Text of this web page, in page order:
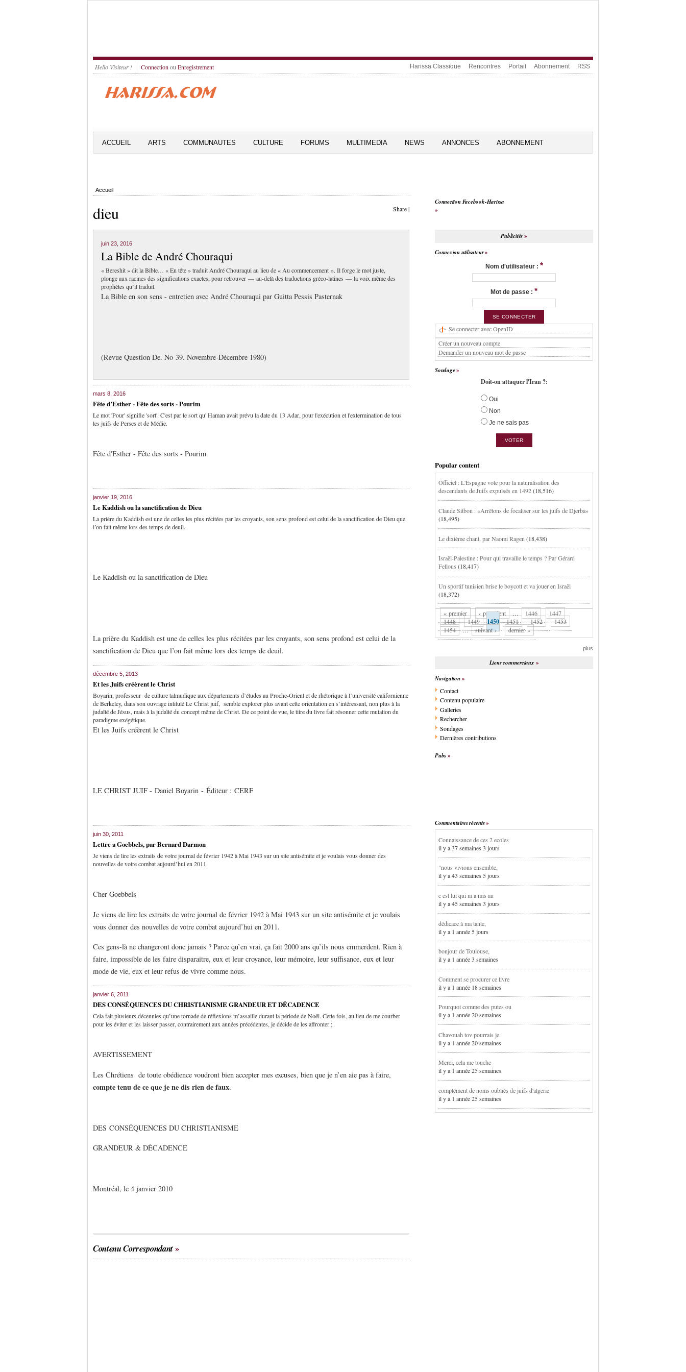
Hello Visiteur ! Connection ou Enregistrement Harissa Classique Rencontres Portail Abonnement RSS
ACCUEIL ARTS COMMUNAUTES CULTURE FORUMS MULTIMEDIA NEWS ANNONCES ABONNEMENT
Accueil
Share|
dieu
juin 23, 2016
La Bible de André Chouraqui
« Bereshit » dit la Bible… « En tête » traduit André Chouraqui au lieu de « Au commencement ». Il forge le mot juste,
plonge aux racines des significations exactes, pour retrouver — au-delà des traductions gréco-latines — la voix même des
prophètes qu’il traduit.
La Bible en son sens - entretien avec André Chouraqui par Guitta Pessis Pasternak
(Revue Question De. No 39. Novembre-Décembre 1980)
mars 8, 2016
Fête d’Esther - Fête des sorts - Pourim
Le mot 'Pour' signifie 'sort'. C'est par le sort qu' Haman avait prévu la date du 13 Adar, pour l'exécution et l'extermination de tous
les juifs de Perses et de Médie.
Fête d'Esther - Fête des sorts - Pourim
janvier 19, 2016
Le Kaddish ou la sanctification de Dieu
La prière du Kaddish est une de celles les plus récitées par les croyants, son sens profond est celui de la sanctification de Dieu que
l’on fait même lors des temps de deuil.
Le Kaddish ou la sanctification de Dieu
La prière du Kaddish est une de celles les plus récitées par les croyants, son sens profond est celui de la
sanctification de Dieu que l’on fait même lors des temps de deuil.
décembre 5, 2013
Et les Juifs créèrent le Christ
Boyarin, professeur de culture talmudique aux départements d’études au Proche-Orient et de rhétorique à l’université californienne
de Berkeley, dans son ouvrage intitulé Le Christ juif, semble explorer plus avant cette orientation en s’intéressant, non plus à la
judaïté de Jésus, mais à la judaïté du concept même de Christ. De ce point de vue, le titre du livre fait résonner cette mutation du
paradigme exégétique.
Et les Juifs créèrent le Christ
LE CHRIST JUIF - Daniel Boyarin - Éditeur : CERF
juin 30, 2011
Lettre a Goebbels, par Bernard Darmon
Je viens de lire les extraits de votre journal de février 1942 à Mai 1943 sur un site antisémite et je voulais vous donner des
nouvelles de votre combat aujourd’hui en 2011.
Cher Goebbels
Je viens de lire les extraits de votre journal de février 1942 à Mai 1943 sur un site antisémite et je voulais
vous donner des nouvelles de votre combat aujourd’hui en 2011.
Ces gens-là ne changeront donc jamais ? Parce qu’en vrai, ça fait 2000 ans qu’ils nous emmerdent. Rien à
faire, impossible de les faire disparaitre, eux et leur croyance, leur mémoire, leur suffisance, eux et leur
mode de vie, eux et leur refus de vivre comme nous.
janvier 6, 2011
DES CONSÉQUENCES DU CHRISTIANISME GRANDEUR ET DÉCADENCE
Cela fait plusieurs décennies qu’une tornade de réflexions m’assaille durant la période de Noël. Cette fois, au lieu de me courber
pour les éviter et les laisser passer, contrairement aux années précédentes, je décide de les affronter ;
AVERTISSEMENT
Les Chrétiens de toute obédience voudront bien accepter mes excuses, bien que je n’en aie pas à faire,
compte tenu de ce que je ne dis rien de faux.
DES CONSÉQUENCES DU CHRISTIANISME
GRANDEUR & DÉCADENCE
Montréal, le 4 janvier 2010
Contenu Correspondant
Connection Facebook-Harissa
Publicités
Connexion utilisateur
Nom d'utilisateur : *
Mot de passe : *
Se connecter avec OpenID
Créer un nouveau compte
Demander un nouveau mot de passe
Sondage
Doit-on attaquer l'Iran ?:
Oui
Non
Je ne sais pas
Popular content
Officiel : L'Espagne vote pour la naturalisation des
descendants de Juifs expulsés en 1492(18,516)
Claude Sitbon : «Arrêtons de focaliser sur les juifs de Djerba»
(18,495)
Le dixième chant, par Naomi Ragen (18,438)
Israël-Palestine : Pour qui travaille le temps ? Par Gérard
Fellous (18,417)
Un sportif tunisien brise le boycott et va jouer en Israël
(18,372)
« premier ‹ précédent … 1446
1447
1448
1449 1450 1451 1452
1453
1454
… suivant › dernier »
plus
Liens commerciaux
Navigation
Contact
Contenu populaire
Galleries
Rechercher
Sondages
Dernières contributions
Pubs
Commentaires récents
Connaissance de ces 2 ecoles
il y a 37 semaines 3 jours
"nous vivions ensemble,
il y a 43 semaines 5 jours
c est lui qui m a mis au
il y a 45 semaines 3 jours
dédicace à ma tante,
il y a 1 année 5 jours
bonjour de Toulouse,
il y a 1 année 3 semaines
Comment se procurer ce livre
il y a 1 année 18 semaines
Pourquoi comme des putes ou
il y a 1 année 20 semaines
Chavouah tov pourrais je
il y a 1 année 20 semaines
Merci, cela me touche
il y a 1 année 25 semaines
complément de noms oubliés de juifs d'algerie
il y a 1 année 25 semaines